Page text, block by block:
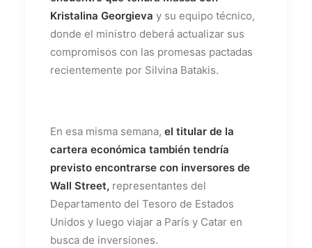
Kristalina Georgieva y su equipo técnico,
donde el ministro deberá actualizar sus
compromisos con las promesas pactadas
recientemente por Silvina Batakis.
En esa misma semana, el titular de la
cartera económica también tendría
previsto encontrarse con inversores de
Wall Street, representantes del
Departamento del Tesoro de Estados
Unidos y luego viajar a París y Catar en
busca de inversiones.